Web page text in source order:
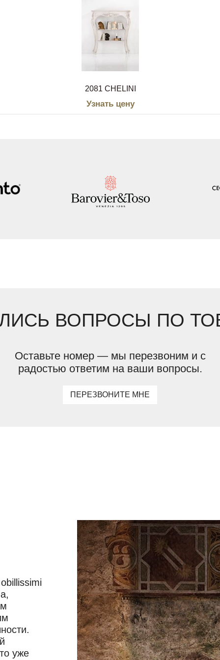
2081 CHELINI
Узнать цену
ВОПРОСЫ ПО
Оставьте номер — мы перезвоним и с
радостью ответим на ваши вопросы.
ПЕРЕЗВОНИТЕ МНЕ
уже